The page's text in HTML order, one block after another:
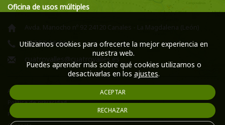
Oficina de usos múltiples
Avda. Manocho nº 92 24120 Canales - La Magdalena (León)
987 58 16 66
cuatrovalles@cuatrovalles.es
Aviso legal
Política de privacidad
Política de cookies
Utilizamos cookies para ofrecerte la mejor experiencia en
nuestra web.
Puedes aprender más sobre qué cookies utilizamos o
desactivarlas en los ajustes.
ACEPTAR
RECHAZAR